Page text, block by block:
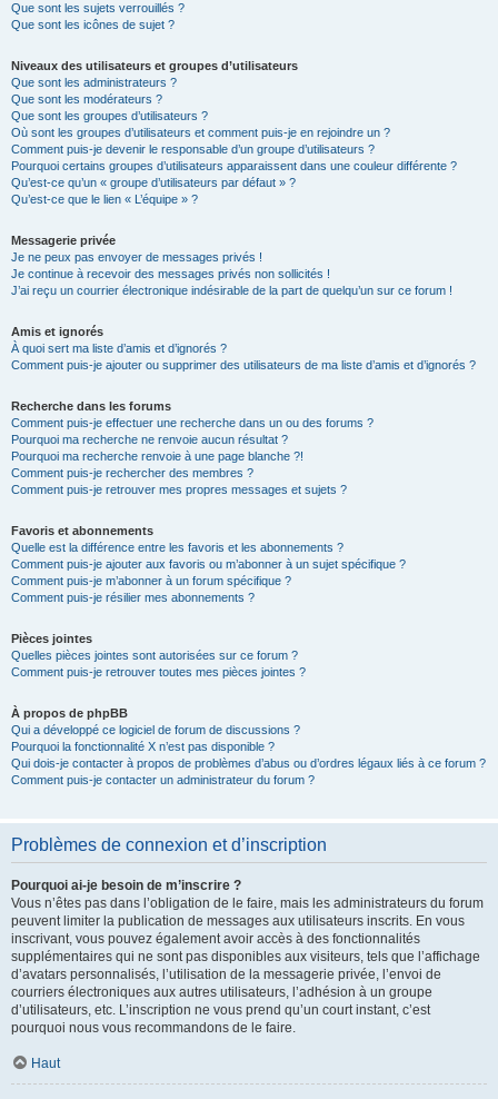
Que sont les sujets verrouillés ?
Que sont les icônes de sujet ?
Niveaux des utilisateurs et groupes d’utilisateurs
Que sont les administrateurs ?
Que sont les modérateurs ?
Que sont les groupes d’utilisateurs ?
Où sont les groupes d’utilisateurs et comment puis-je en rejoindre un ?
Comment puis-je devenir le responsable d’un groupe d’utilisateurs ?
Pourquoi certains groupes d’utilisateurs apparaissent dans une couleur différente ?
Qu’est-ce qu’un « groupe d’utilisateurs par défaut » ?
Qu’est-ce que le lien « L’équipe » ?
Messagerie privée
Je ne peux pas envoyer de messages privés !
Je continue à recevoir des messages privés non sollicités !
J’ai reçu un courrier électronique indésirable de la part de quelqu’un sur ce forum !
Amis et ignorés
À quoi sert ma liste d’amis et d’ignorés ?
Comment puis-je ajouter ou supprimer des utilisateurs de ma liste d’amis et d’ignorés ?
Recherche dans les forums
Comment puis-je effectuer une recherche dans un ou des forums ?
Pourquoi ma recherche ne renvoie aucun résultat ?
Pourquoi ma recherche renvoie à une page blanche ?!
Comment puis-je rechercher des membres ?
Comment puis-je retrouver mes propres messages et sujets ?
Favoris et abonnements
Quelle est la différence entre les favoris et les abonnements ?
Comment puis-je ajouter aux favoris ou m’abonner à un sujet spécifique ?
Comment puis-je m’abonner à un forum spécifique ?
Comment puis-je résilier mes abonnements ?
Pièces jointes
Quelles pièces jointes sont autorisées sur ce forum ?
Comment puis-je retrouver toutes mes pièces jointes ?
À propos de phpBB
Qui a développé ce logiciel de forum de discussions ?
Pourquoi la fonctionnalité X n’est pas disponible ?
Qui dois-je contacter à propos de problèmes d’abus ou d’ordres légaux liés à ce forum ?
Comment puis-je contacter un administrateur du forum ?
Problèmes de connexion et d’inscription
Pourquoi ai-je besoin de m’inscrire ?
Vous n’êtes pas dans l’obligation de le faire, mais les administrateurs du forum
peuvent limiter la publication de messages aux utilisateurs inscrits. En vous
inscrivant, vous pouvez également avoir accès à des fonctionnalités
supplémentaires qui ne sont pas disponibles aux visiteurs, tels que l’affichage
d’avatars personnalisés, l’utilisation de la messagerie privée, l’envoi de
courriers électroniques aux autres utilisateurs, l’adhésion à un groupe
d’utilisateurs, etc. L’inscription ne vous prend qu’un court instant, c’est
pourquoi nous vous recommandons de le faire.
Haut